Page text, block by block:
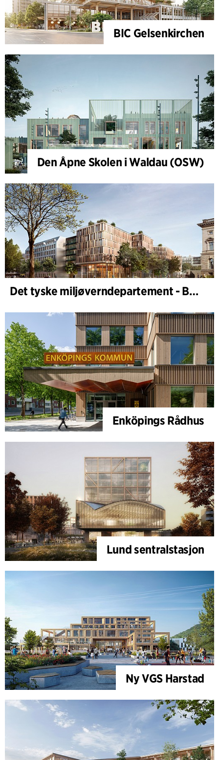
BIC Gelsenkirchen
Den Åpne Skolen i Waldau (OSW)
Det tyske miljøverndepartement - BMUKN
Enköpings Rådhus
Lund sentralstasjon
Ny VGS Harstad